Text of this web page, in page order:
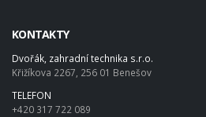
KONTAKTY
Dvořák, zahradní technika s.r.o.
Křižíkova 2267, 256 01 Benešov
TELEFON
+420 317 722 089